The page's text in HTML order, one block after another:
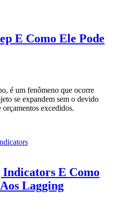
E Como Ele Pode
é um fenômeno que ocorre
se expandem sem o devido
excedidos.
Indicators E Como
Lagging